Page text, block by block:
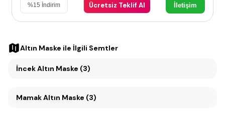
%15 İndirim Ücretsiz Teklif Al İletişim
Altın Maske ile İlgili Semtler
İncek Altın Maske (3)
Mamak Altın Maske (3)